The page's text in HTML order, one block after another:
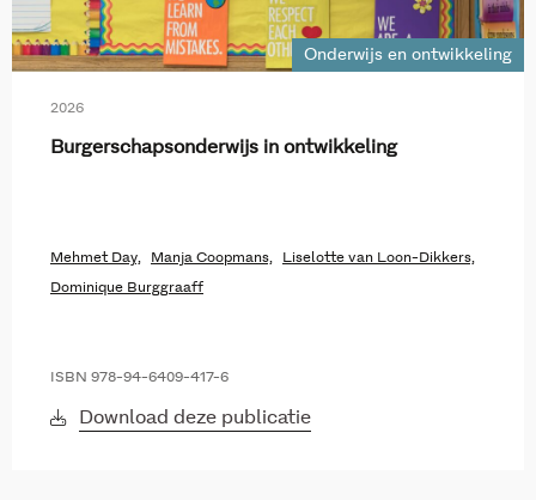
Onderwijs en ontwikkeling
2026
Burgerschapsonderwijs in ontwikkeling
Mehmet Day, Manja Coopmans, Liselotte van Loon-Dikkers,
Dominique Burggraaff
ISBN 978-94-6409-417-6
Download deze publicatie